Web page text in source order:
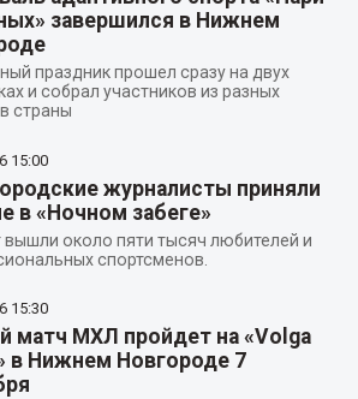
завершился в Нижнем
праздник прошел сразу на двух
и собрал участников из разных
страны
15:00
журналисты приняли
в «Ночном забеге»
вышли около пяти тысяч любителей и
спортсменов.
15:30
матч МХЛ пройдет на «Volga
в Нижнем Новгороде 7